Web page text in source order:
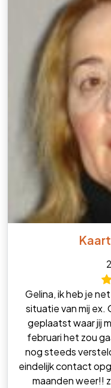
Gelina, ik heb je
situatie van mij ex.
geplaatst waar jij
februari het zou
nog steeds
eindelijk contact
maanden weer!!